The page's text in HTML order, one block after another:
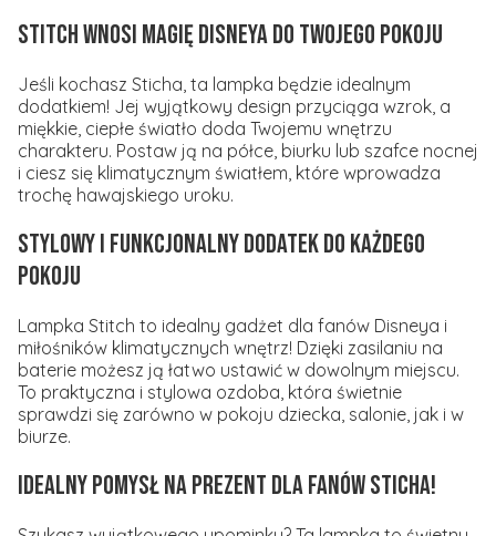
Stitch Wnosi Magię Disneya do Twojego Pokoju
Jeśli kochasz Sticha, ta lampka będzie idealnym
dodatkiem! Jej wyjątkowy design przyciąga wzrok, a
miękkie, ciepłe światło doda Twojemu wnętrzu
charakteru. Postaw ją na półce, biurku lub szafce nocnej
i ciesz się klimatycznym światłem, które wprowadza
trochę hawajskiego uroku.
Stylowy i Funkcjonalny Dodatek do Każdego
Pokoju
Lampka Stitch to idealny gadżet dla fanów Disneya i
miłośników klimatycznych wnętrz! Dzięki zasilaniu na
baterie możesz ją łatwo ustawić w dowolnym miejscu.
To praktyczna i stylowa ozdoba, która świetnie
sprawdzi się zarówno w pokoju dziecka, salonie, jak i w
biurze.
Idealny Pomysł na Prezent dla Fanów Sticha!